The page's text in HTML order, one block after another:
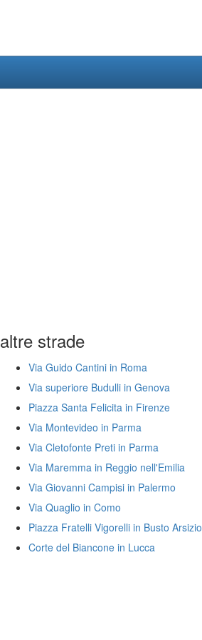
altre strade
Via Guido Cantini in Roma
Via superiore Budulli in Genova
Piazza Santa Felicita in Firenze
Via Montevideo in Parma
Via Cletofonte Preti in Parma
Via Maremma in Reggio nell'Emilia
Via Giovanni Campisi in Palermo
Via Quaglio in Como
Piazza Fratelli Vigorelli in Busto Arsizio
Corte del Biancone in Lucca